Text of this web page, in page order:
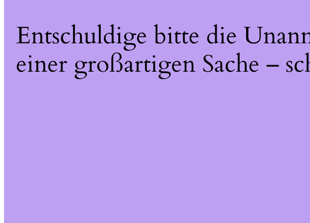
Entschuldige bitte die
einer großartigen Sache –